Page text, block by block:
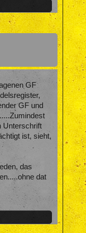
GF
GF und
Unterschrift
ist, sieht,
das
dat